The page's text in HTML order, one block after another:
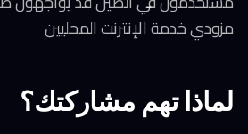
مزودي خدمة الإنترنت المحليين
لماذا تهم مشاركتك؟